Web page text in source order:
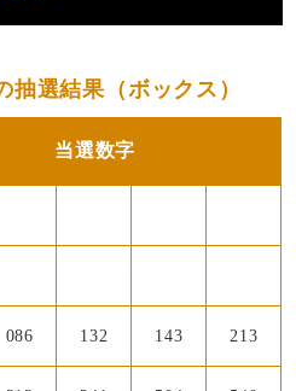
抽選結果（ボックス）
当選数字
086 132 143 213